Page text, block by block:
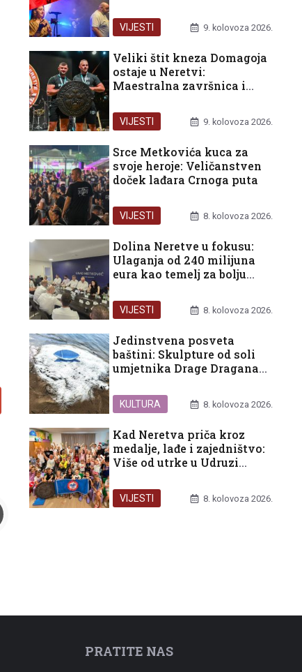
VIJESTI 9. kolovoza 2026.
Veliki štit kneza Domagoja
ostaje u Neretvi:
Maestralna završnica i
Maratonu lađa
VIJESTI 9. kolovoza 2026.
Srce Metkovića kuca za
svoje heroje: Veličanstven
doček lađara Crnoga puta
VIJESTI 8. kolovoza 2026.
Dolina Neretve u fokusu:
Ulaganja od 240 milijuna
eura kao temelj za bolju
VIJESTI 8. kolovoza 2026.
Jedinstvena posveta
baštini: Skulpture od soli
umjetnika Drage Dragana
KULTURA 8. kolovoza 2026.
Kad Neretva priča kroz
medalje, lađe i zajedništvo:
Više od utrke u Udruzi
VIJESTI 8. kolovoza 2026.
PRATITE NAS